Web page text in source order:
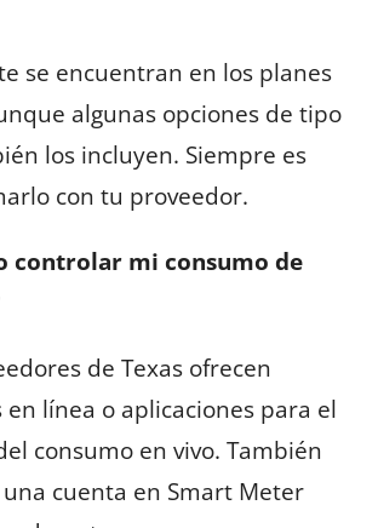
se encuentran en los planes
algunas opciones de tipo
los incluyen. Siempre es
con tu proveedor.
controlar mi consumo de
de Texas ofrecen
línea o aplicaciones para el
consumo en vivo. También
cuenta en Smart Meter